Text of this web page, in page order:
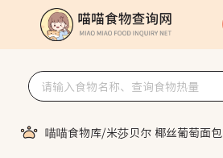
喵喵食物库/米莎贝尔 椰丝葡萄面包